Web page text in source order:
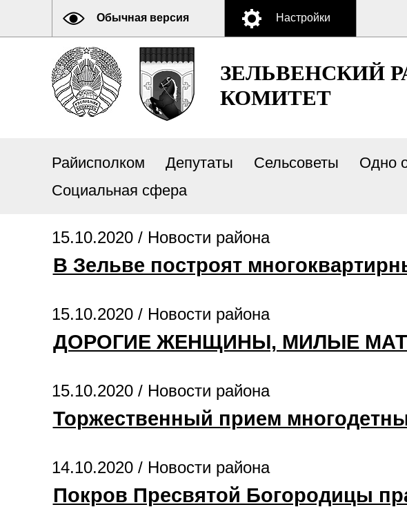
Обычная версия Настройки
ЗЕЛЬВЕНСКИЙ
КОМИТЕТ
Райисполком Депутаты Сельсоветы Одно
Социальная сфера
15.10.2020 / Новости района
В Зельве построят
15.10.2020 / Новости района
ДОРОГИЕ ЖЕНЩИНЫ, МИЛЫЕ
15.10.2020 / Новости района
Торжественный прием
14.10.2020 / Новости района
Покров Пресвятой Богородицы